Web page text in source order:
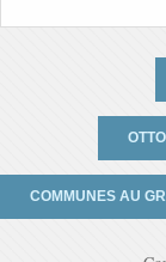
COMMUNES AU